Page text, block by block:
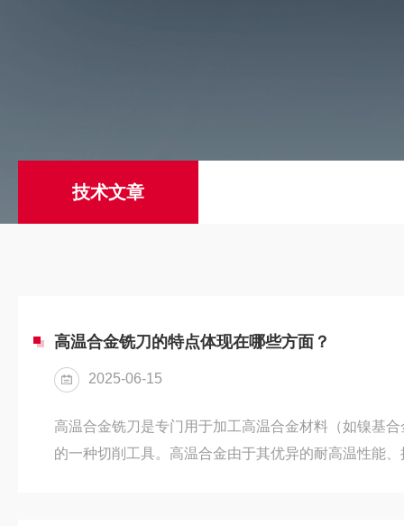
技术文章
高温合金铣刀的特点体现在哪些方面？
2025-06-15
高温合金铣刀是专门用于加工高温合金材料（如镍基
的一种切削工具。高温合金由于其优异的耐高温性能